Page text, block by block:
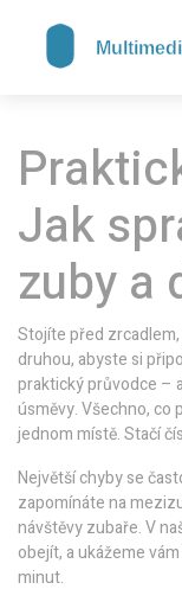
Jak
zuby a
Stojíte před
druhou, abyste si
praktický průvodce –
úsměvy. Všechno, co
jednom místě. Stačí
Největší chyby se
zapomínáte na
návštěvy zubaře. V
obejít, a ukážeme
minut.